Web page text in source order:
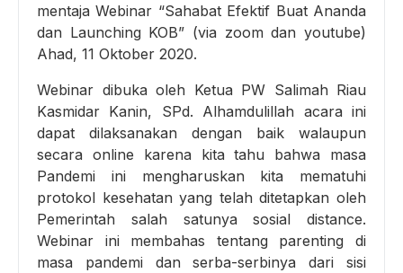
mentaja Webinar “Sahabat Efektif Buat Ananda
dan Launching KOB” (via zoom dan youtube)
Ahad, 11 Oktober 2020.
Webinar dibuka oleh Ketua PW Salimah Riau
Kasmidar Kanin, SPd. Alhamdulillah acara ini
dapat dilaksanakan dengan baik walaupun
secara online karena kita tahu bahwa masa
Pandemi ini mengharuskan kita mematuhi
protokol kesehatan yang telah ditetapkan oleh
Pemerintah salah satunya sosial distance.
Webinar ini membahas tentang parenting di
masa pandemi dan serba-serbinya dari sisi